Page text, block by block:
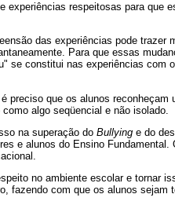
experiências respeitosas para que
das experiências pode trazer
Para que essas
se constitui nas experiências com
, é preciso que os alunos
algo seqüencial e não isolado.
na superação do Bullying e do
e alunos do Ensino
no ambiente escolar e tornar
fazendo com que os alunos sejam